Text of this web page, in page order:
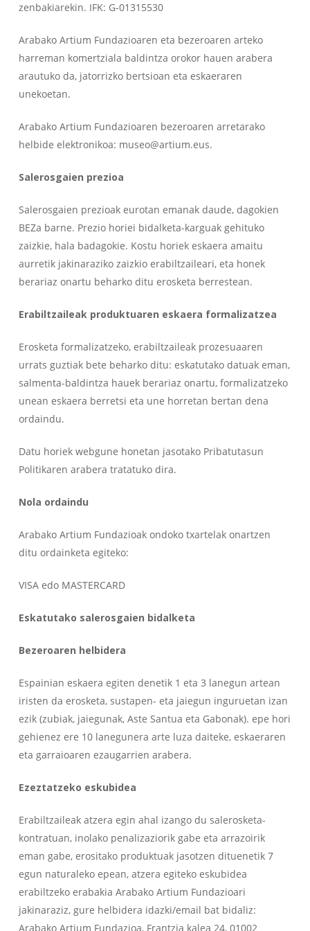
zenbakiarekin. IFK: G-01315530
Arabako Artium Fundazioaren eta bezeroaren arteko
harreman komertziala baldintza orokor hauen arabera
arautuko da, jatorrizko bertsioan eta eskaeraren
unekoetan.
Arabako Artium Fundazioaren bezeroaren arretarako
helbide elektronikoa: museo@artium.eus.
Salerosgaien prezioa
Salerosgaien prezioak eurotan emanak daude, dagokien
BEZa barne. Prezio horiei bidalketa-karguak gehituko
zaizkie, hala badagokie. Kostu horiek eskaera amaitu
aurretik jakinaraziko zaizkio erabiltzaileari, eta honek
berariaz onartu beharko ditu erosketa berrestean.
Erabiltzaileak produktuaren eskaera formalizatzea
Erosketa formalizatzeko, erabiltzaileak prozesuaaren
urrats guztiak bete beharko ditu: eskatutako datuak eman,
salmenta-baldintza hauek berariaz onartu, formalizatzeko
unean eskaera berretsi eta une horretan bertan dena
ordaindu.
Datu horiek webgune honetan jasotako Pribatutasun
Politikaren arabera tratatuko dira.
Nola ordaindu
Arabako Artium Fundazioak ondoko txartelak onartzen
ditu ordainketa egiteko:
VISA edo MASTERCARD
Eskatutako salerosgaien bidalketa
Bezeroaren helbidera
Espainian eskaera egiten denetik 1 eta 3 lanegun artean
iristen da erosketa, sustapen- eta jaiegun inguruetan izan
ezik (zubiak, jaiegunak, Aste Santua eta Gabonak). epe hori
gehienez ere 10 lanegunera arte luza daiteke, eskaeraren
eta garraioaren ezaugarrien arabera.
Ezeztatzeko eskubidea
Erabiltzaileak atzera egin ahal izango du salerosketa-
kontratuan, inolako penalizaziorik gabe eta arrazoirik
eman gabe, erositako produktuak jasotzen dituenetik 7
egun naturaleko epean, atzera egiteko eskubidea
erabiltzeko erabakia Arabako Artium Fundazioari
jakinaraziz, gure helbidera idazki/email bat bidaliz:
Arabako Artium Fundazioa, Frantzia kalea 24, 01002